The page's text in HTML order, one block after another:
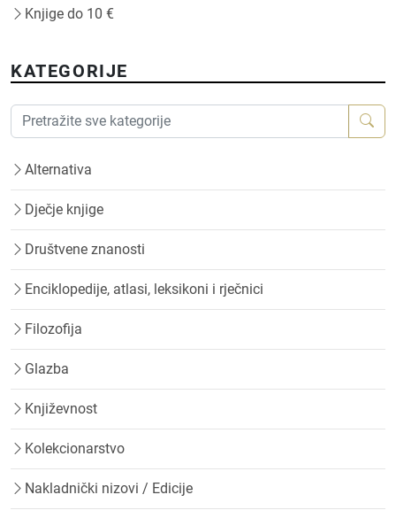
Knjige do 10 €
KATEGORIJE
Alternativa
Dječje knjige
Društvene znanosti
Enciklopedije, atlasi, leksikoni i rječnici
Filozofija
Glazba
Književnost
Kolekcionarstvo
Nakladnički nizovi / Edicije